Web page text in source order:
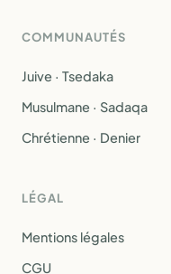
COMMUNAUTÉS
Juive · Tsedaka
Musulmane · Sadaqa
Chrétienne · Denier
LÉGAL
Mentions légales
CGU